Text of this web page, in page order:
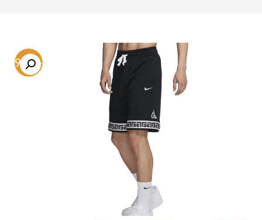
-39.6%